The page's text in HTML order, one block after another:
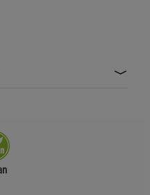
speichern für die Gruppe
(5)